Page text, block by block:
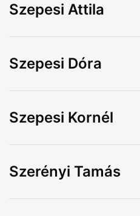
Szepesi Attila
Szepesi Dóra
Szepesi Kornél
Szerényi Tamás